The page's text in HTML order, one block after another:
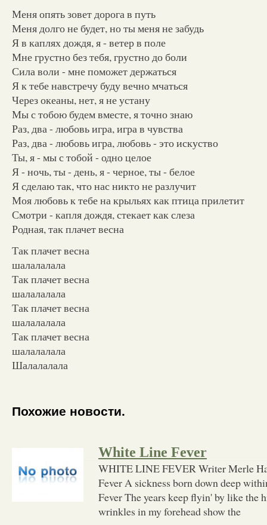
Меня опять зовет дорога в путь
Меня долго не будет, но ты меня не забудь
Я в каплях дождя, я - ветер в поле
Мне грустно без тебя, грустно до боли
Сила воли - мне поможет держаться
Я к тебе навстречу буду вечно мчаться
Через океаны, нет, я не устану
Мы с тобою будем вместе, я точно знаю
Раз, два - любовь игра, игра в чувства
Раз, два - любовь игра, любовь - это искуство
Ты, я - мы с тобой - одно целое
Я - ночь, ты - день, я - черное, ты - белое
Я сделаю так, что нас никто не разлучит
Моя любовь к тебе на крыльях как птица прилетит
Смотри - капля дождя, стекает как слеза
Родная, так плачет весна
Так плачет весна
шалалалала
Так плачет весна
шалалалала
Так плачет весна
шалалалала
Так плачет весна
шалалалала
Шалалалала
Похожие новости.
White Line Fever
WHITE LINE FEVER Writer Merle
Fever A sickness born down deep
Fever The years keep flyin' by like the
wrinkles in my forehead show the